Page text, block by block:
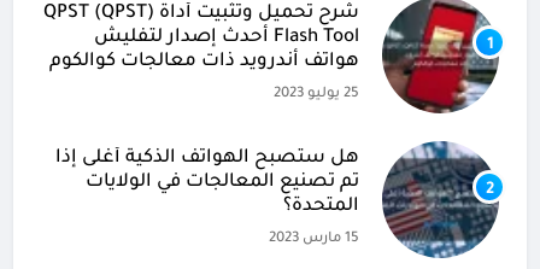
1
شرح تحميل وتثبيت أداة (QPST (QPST
Flash Tool أحدث إصدار لتفليش
هواتف أندرويد ذات معالجات كوالكوم
25 يوليو 2023
2
هل ستصبح الهواتف الذكية أغلى إذا
تم تصنيع المعالجات في الولايات
المتحدة؟
15 مارس 2023